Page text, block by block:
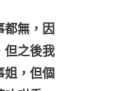
都無，因
但之後我
姐，但個